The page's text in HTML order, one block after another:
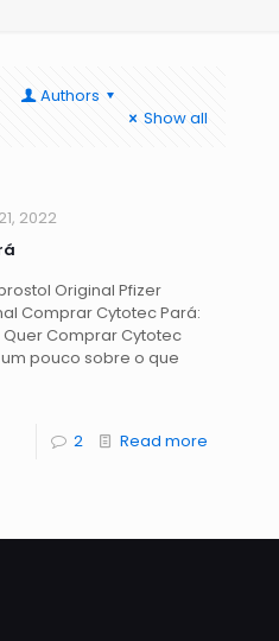
Authors
Show all
2022
Original Pfizer
Comprar Cytotec Pará:
Comprar Cytotec
pouco sobre o que
2 Read more